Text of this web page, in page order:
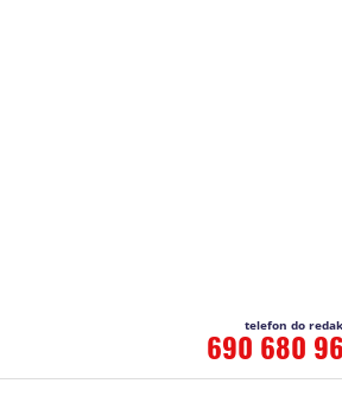
690 680